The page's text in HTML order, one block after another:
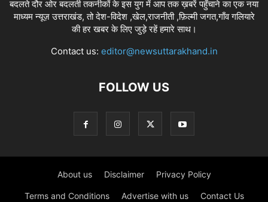
बदलते दौर ओर बदलती तकनीकों के इस युग में आप तक ख़बरें पहुँचाने का एक नया
माध्यम न्यूज़ उत्तराखंड, तो देश-विदेश ,खेल,राजनीती ,फ़िल्मी जगत,गाँव गलियारे
की हर खबर के लिए जुड़े रहें हमारे साथ।
Contact us: editor@newsuttarakhand.in
FOLLOW US
About us Disclaimer Privacy Policy
Terms and Conditions Advertise with us Contact Us